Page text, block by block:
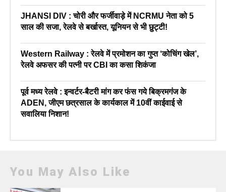
JHANSI DIV : चोरी और फर्जीवाड़े में NCRMU नेता को 5
साल की सजा, रेलवे से बर्खास्त, यूनियन से भी छुट्टी!
Western Railway : रेलवे में प्रमोशन का गुप्त ‘कोचिंग खेल’,
रेलवे अफसर की पत्नी पर CBI का कसा शिकंजा
पूर्व मध्य रेलवे : इन्वर्टर-बैटरी मांग कर फंस गये बिक्रमगंज के
ADEN, जीएम छत्रसाल के कार्यकाल में 10वीं काईवाई से
सवालिया निशान!
You May Also Like